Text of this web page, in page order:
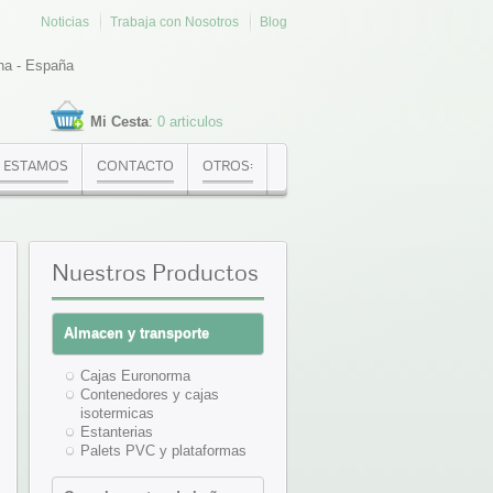
Noticias Trabaja con Nosotros Blog
- España
Mi Cesta: 0 articulos
CONTACTO OTROS:
Nuestros Productos
Almacen y transporte
Cajas Euronorma
Contenedores y cajas
isotermicas
Estanterias
Palets PVC y plataformas